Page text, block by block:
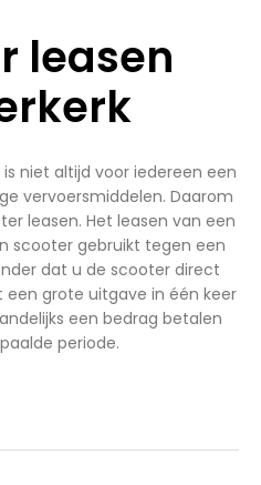
leasen
niet altijd voor iedereen een
vervoersmiddelen. Daarom
leasen. Het leasen van een
scooter gebruikt tegen een
dat u de scooter direct
grote uitgave in één keer
een bedrag betalen
periode.